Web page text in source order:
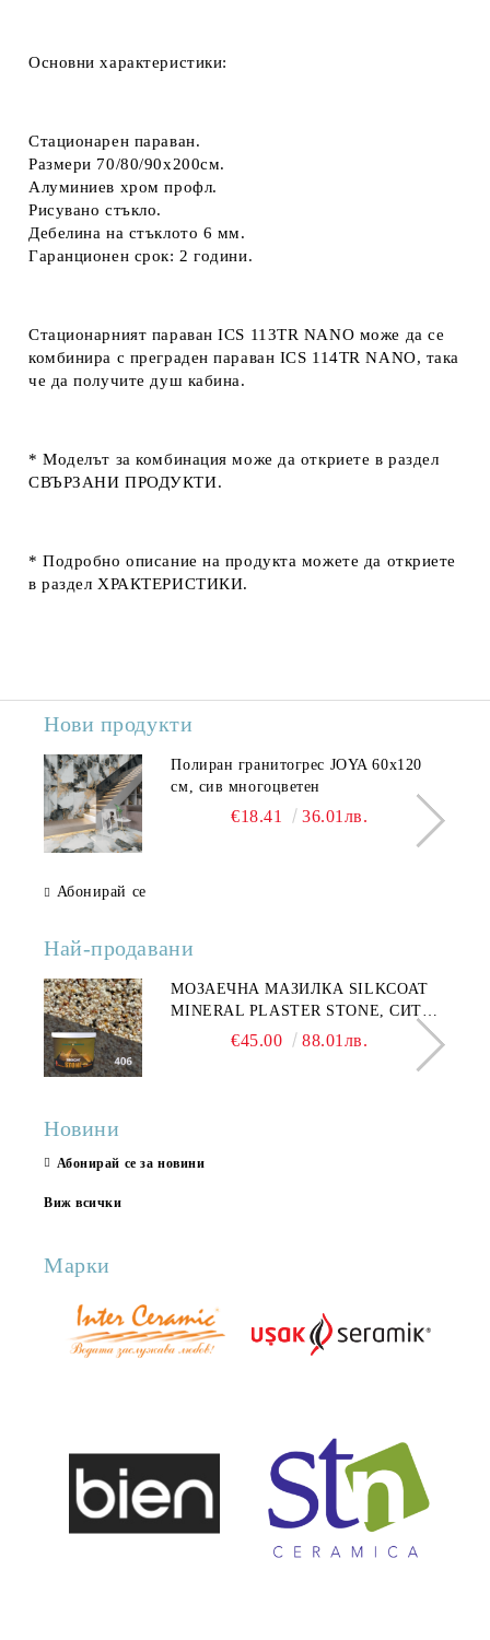
Основни характеристики:
Стационарен параван.
Размери 70/80/90х200см.
Алуминиев хром профл.
Рисувано стъкло.
Дебелина на стъклото 6 мм.
Гаранционен срок: 2 години.
Стационарният параванICS 113TR NANO може да се
комбинира с преграден параван ICS 114TR NANO, така
че да получите душ кабина.
*Моделът за комбинация може да откриете в раздел
СВЪРЗАНИ ПРОДУКТИ.
* Подробно описание на продукта можете да откриете
в раздел ХРАКТЕРИСТИКИ.
Нови продукти
Полиран гранитогрес JOYA 60x120
см, сив многоцветен
€18.41 36.01лв.
Абонирай се
Най-продавани
МОЗАЕЧНА МАЗИЛКА SILKCOAT
MINERAL PLASTER STONE, СИТЕН
КАМЪК 406 25КГ
€45.00 88.01лв.
Новини
Абонирай се за новини
Виж всички
Марки